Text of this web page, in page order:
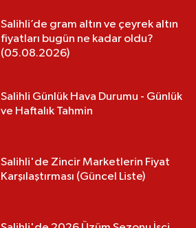
Salihli’de gram altın ve çeyrek altın
fiyatları bugün ne kadar oldu?
(05.08.2026)
Salihli Günlük Hava Durumu - Günlük
ve Haftalık Tahmin
Salihli'de Zincir Marketlerin Fiyat
Karşılaştırması (Güncel Liste)